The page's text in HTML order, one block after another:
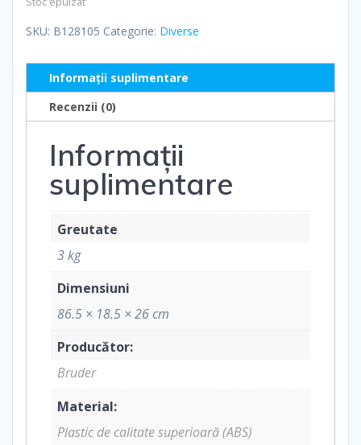
fost:
514.25 lei.
SKU: B128105 Categorie: Diverse
Informații suplimentare
Recenzii (0)
Informații
suplimentare
Greutate
3 kg
Dimensiuni
86.5 × 18.5 × 26 cm
Producător:
Bruder
Material:
Plastic de calitate superioară (ABS)